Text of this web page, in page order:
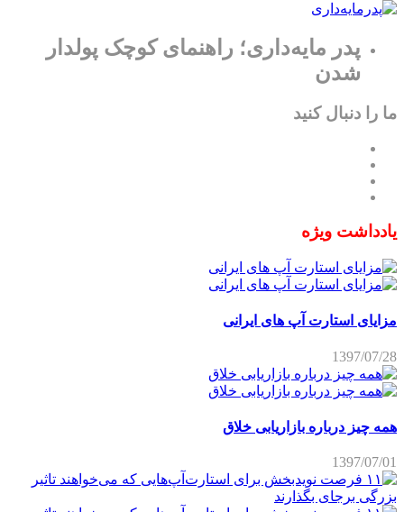
پدر مایه‌داری؛ راهنمای کوچک پولدار
شدن
ما را دنبال کنید
یادداشت ویژه
مزایای استارت آپ های ایرانی
1397/07/28
همه چیز درباره بازاریابی خلاق
1397/07/01